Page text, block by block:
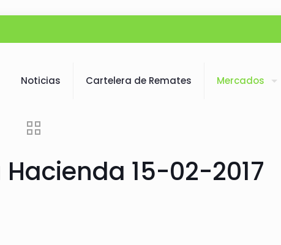
Noticias Cartelera de Remates Mercados
15-02-2017